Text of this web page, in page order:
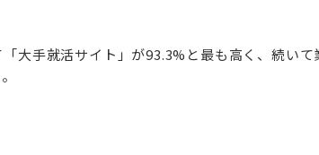
大手就活サイト」が93.3%と最も高く、続い